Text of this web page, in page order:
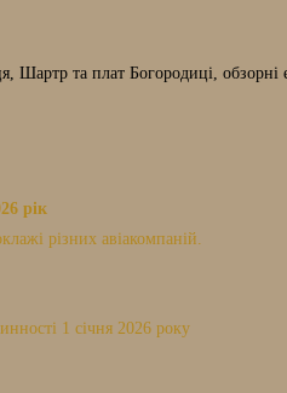
та плат Богородиці, обзорні
рік
різних авіакомпаній.
1 січня 2026 року